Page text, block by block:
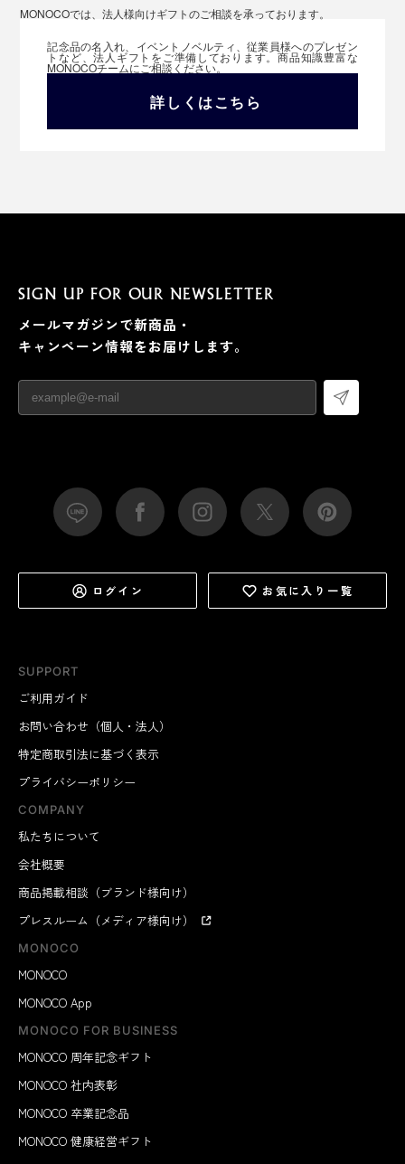
MONOCOでは、法人様向けギフトのご相談を承っております。
記念品の名入れ、イベントノベルティ、従業員様へのプレゼン
トなど、法人ギフトをご準備しております。商品知識豊富な
MONOCOチームにご相談ください。
詳しくはこちら
SUPPORT
ご利用ガイド
お問い合わせ（個人・法人）
特定商取引法に基づく表示
プライバシーポリシー
COMPANY
私たちについて
会社概要
商品掲載相談（ブランド様向け）
プレスルーム（メディア様向け）
MONOCO
MONOCO
MONOCO App
MONOCO FOR BUSINESS
MONOCO 周年記念ギフト
MONOCO 社内表彰
MONOCO 卒業記念品
MONOCO 健康経営ギフト
SIGN UP FOR OUR NEWSLETTER
メールマガジンで新商品・
キャンペーン情報をお届けします。
ログイン お気に入り一覧